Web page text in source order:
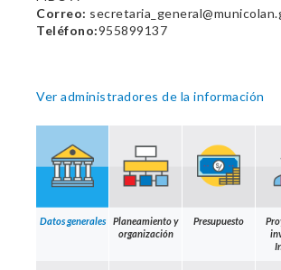
Correo:
Teléfono:955899137
Ver administradores de la información
Datos generales
Planeamiento y
organización
Presupuesto